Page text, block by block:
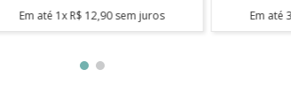
Em até 1xR$ 12,90sem juros Em até